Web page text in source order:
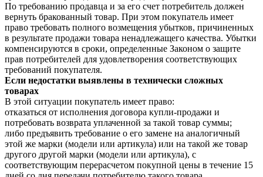
По требованию продавца и за его счет потребитель должен
вернуть бракованный товар. При этом покупатель имеет
право требовать полного возмещения убытков, причиненных
в результате продажи товара ненадлежащего качества. Убытки
компенсируются в сроки, определенные Законом о защите
прав потребителей для удовлетворения соответствующих
требований покупателя.
Если недостатки выявлены в технически сложных
товарах
В этой ситуации покупатель имеет право:
отказаться от исполнения договора купли-продажи и
потребовать возврата уплаченной за такой товар суммы;
либо предъявить требование о его замене на аналогичный
этой же марки (модели или артикула) или на такой же товар
другого другой марки (модели или артикула), с
соответствующим перерасчетом покупной цены в течение 15